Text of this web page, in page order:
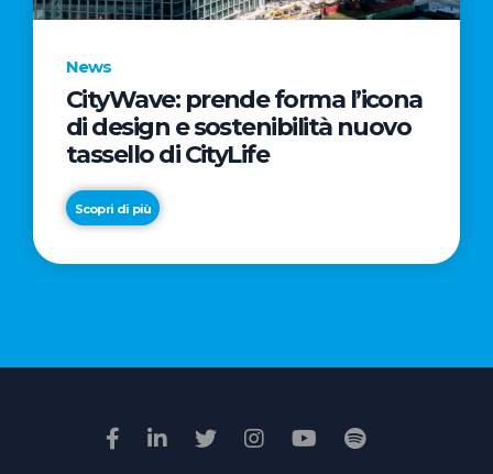
News
CityWave: prende forma l’icona
di design e sostenibilità nuovo
tassello di CityLife
Scopri di più
News
“Passione
il
della
giuria